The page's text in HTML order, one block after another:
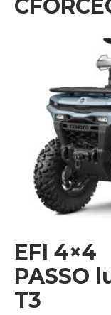
EFI 4×4
PASSO
T3